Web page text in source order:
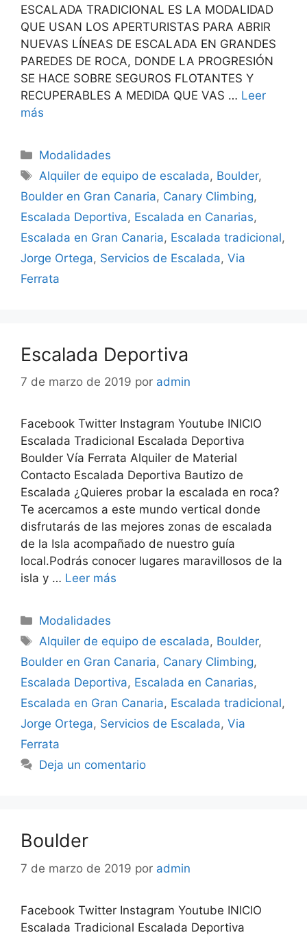
ESCALADA TRADICIONAL ES LA MODALIDAD
QUE USAN LOS APERTURISTAS PARA ABRIR
NUEVAS LÍNEAS DE ESCALADA EN GRANDES
PAREDES DE ROCA, DONDE LA PROGRESIÓN
SE HACE SOBRE SEGUROS FLOTANTES Y
RECUPERABLES A MEDIDA QUE VAS … Leer
más
Modalidades
Alquiler de equipo de escalada, Boulder,
Boulder en Gran Canaria, Canary Climbing,
Escalada Deportiva, Escalada en Canarias,
Escalada en Gran Canaria, Escalada tradicional,
Jorge Ortega, Servicios de Escalada, Via
Ferrata
Escalada Deportiva
7 de marzo de 2019 por admin
Facebook Twitter Instagram Youtube INICIO
Escalada Tradicional Escalada Deportiva
Boulder Vía Ferrata Alquiler de Material
Contacto Escalada Deportiva Bautizo de
Escalada ¿Quieres probar la escalada en roca?
Te acercamos a este mundo vertical donde
disfrutarás de las mejores zonas de escalada
de la Isla acompañado de nuestro guía
local.Podrás conocer lugares maravillosos de la
isla y … Leer más
Modalidades
Alquiler de equipo de escalada, Boulder,
Boulder en Gran Canaria, Canary Climbing,
Escalada Deportiva, Escalada en Canarias,
Escalada en Gran Canaria, Escalada tradicional,
Jorge Ortega, Servicios de Escalada, Via
Ferrata
Deja un comentario
Boulder
7 de marzo de 2019 por admin
Facebook Twitter Instagram Youtube INICIO
Escalada Tradicional Escalada Deportiva